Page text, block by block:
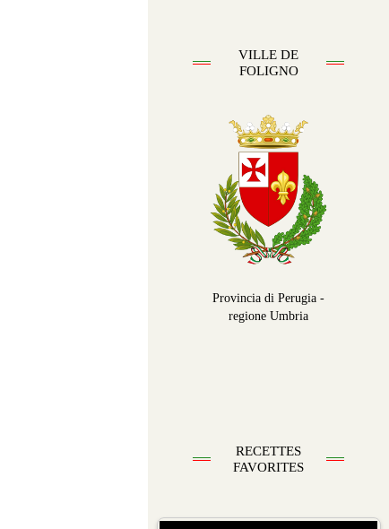
VILLE DE
FOLIGNO
Provincia di Perugia -
regione Umbria
RECETTES
FAVORITES